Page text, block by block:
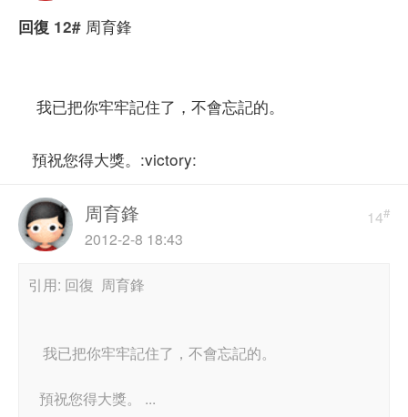
回復 12# 周育鋒
我已把你牢牢記住了，不會忘記的。
預祝您得大獎。:victory:
14#
周育鋒
2012-2-8 18:43
引用: 回復 周育鋒
我已把你牢牢記住了，不會忘記的。
預祝您得大獎。 ...